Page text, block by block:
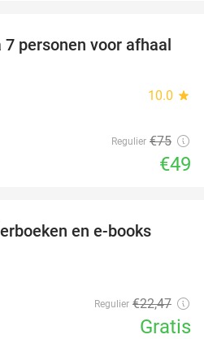
35%
personen voor afhaal
10.0 star
Regulier €75
€49
en e-books
Regulier €22,47
Gratis